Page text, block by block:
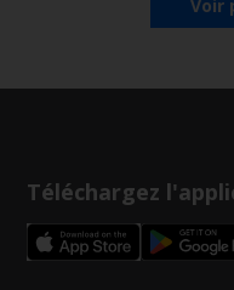
Voir
Téléchargez